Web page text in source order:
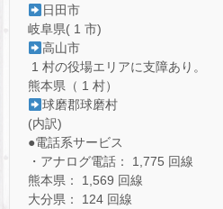
日田市
岐阜県( 1 市)
高山市
1 村の役場エリアに支障あり。
熊本県（ 1 村）
球磨郡球磨村
(内訳)
●電話系サービス
・アナログ電話： 1,775 回線
熊本県： 1,569 回線
大分県： 124 回線